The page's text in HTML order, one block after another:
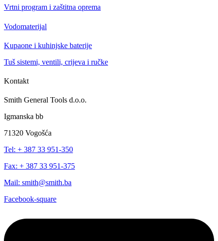
Vrtni program i zaštitna oprema
Vodomaterijal
Kupaone i kuhinjske baterije
Tuš sistemi, ventili, crijeva i ručke
Kontakt
Smith General Tools d.o.o.
Igmanska bb
71320 Vogošća
Tel: + 387 33 951-350
Fax: + 387 33 951-375
Mail: smith@smith.ba
Facebook-square